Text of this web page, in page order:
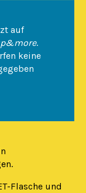
auf
.
keine
Flasche und